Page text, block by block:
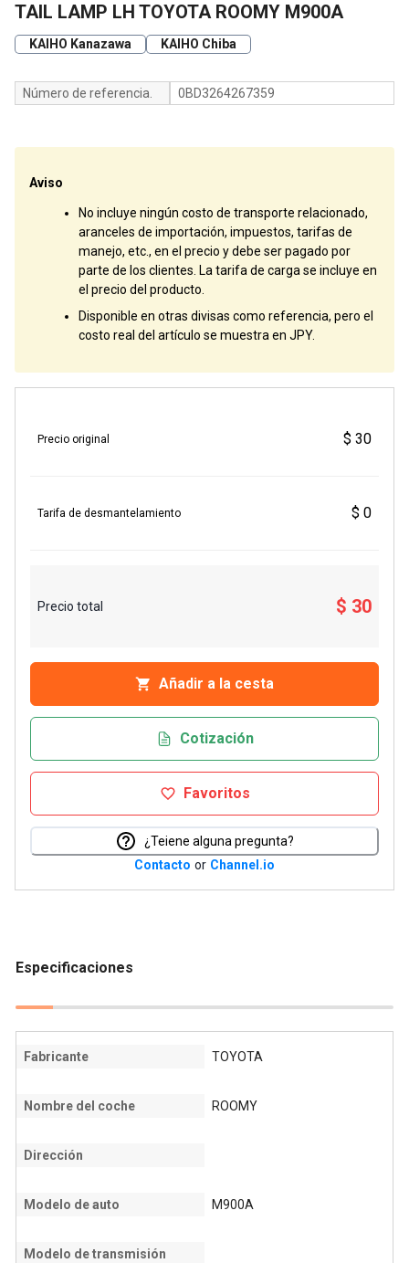
TAIL LAMP LH TOYOTA ROOMY M900A
KAIHO Kanazawa KAIHO Chiba
Número de referencia. 0BD3264267359
Aviso
No incluye ningún costo de transporte relacionado,
aranceles de importación, impuestos, tarifas de
manejo, etc., en el precio y debe ser pagado por
parte de los clientes. La tarifa de carga se incluye en
el precio del producto.
Disponible en otras divisas como referencia, pero el
costo real del artículo se muestra en JPY.
Precio original $ 30
Tarifa de desmantelamiento $ 0
Precio total $ 30
Añadir a la cesta
Cotización
Favoritos
¿Teiene alguna pregunta?
Contacto or Channel.io
Especificaciones
Fabricante TOYOTA
Nombre del coche ROOMY
Dirección
Modelo de auto M900A
Modelo de transmisión